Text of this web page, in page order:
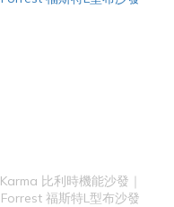
Karma 比利時機能沙發｜
Forrest 福斯特L型布沙發